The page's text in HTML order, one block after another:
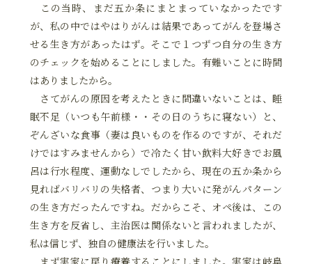
この当時、まだ五か条にまとまっていなかったです
が、私の中ではやはりがんは結果であってがんを登場さ
せる生き方があったはず。そこで１つずつ自分の生き方
のチェックを始めることにしました。有難いことに時間
はありましたから。
さてがんの原因を考えたときに間違いないことは、睡
眠不足（いつも午前様・・その日のうちに寝ない）と、
ぞんざいな食事（妻は良いものを作るのですが、それだ
けではすみませんから）で冷たく甘い飲料大好きでお風
呂は行水程度、運動なしでしたから、現在の五か条から
見ればバリバリの失格者、つまり大いに発がんパターン
の生き方だったんですね。だからこそ、オペ後は、この
生き方を反省し、主治医は関係ないと言われましたが、
私は信じず、独自の健康法を行いました。
まず実家に戻り療養することにしました。実家は岐阜